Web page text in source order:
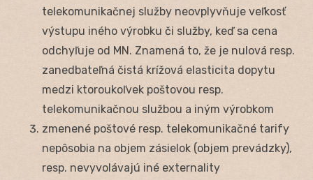
telekomunikačnej služby neovplyvňuje veľkosť
výstupu iného výrobku či služby, keď sa cena
odchyľuje od MN. Znamená to, že je nulová resp.
zanedbateľná čistá krížová elasticita dopytu
medzi ktoroukoľvek poštovou resp.
telekomunikačnou službou a iným výrobkom
zmenené poštové resp. telekomunikačné tarify
nepôsobia na objem zásielok (objem prevádzky),
resp. nevyvolávajú iné externality